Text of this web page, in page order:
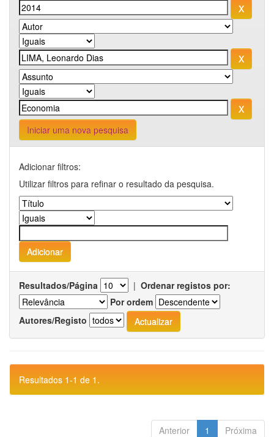
Iniciar uma nova pesquisa
Adicionar filtros:
Utilizar filtros para refinar o resultado da pesquisa.
Resultados/Página | Ordenar registos por:
Por ordem
Autores/Registo
Resultados 1-1 de 1.
Anterior 1 Próxima